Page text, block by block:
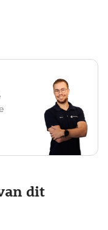
dit